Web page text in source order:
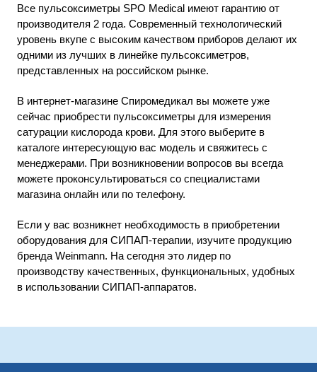
Все пульсоксиметры SPO Medical имеют гарантию от
производителя 2 года. Современный технологический
уровень вкупе с высоким качеством приборов делают их
одними из лучших в линейке пульсоксиметров,
представленных на российском рынке.
В интернет-магазине Спиромедикал вы можете уже
сейчас приобрести пульсоксиметры для измерения
сатурации кислорода крови. Для этого выберите в
каталоге интересующую вас модель и свяжитесь с
менеджерами. При возникновении вопросов вы всегда
можете проконсультироваться со специалистами
магазина онлайн или по телефону.
Если у вас возникнет необходимость в приобретении
оборудования для СИПАП-терапии, изучите продукцию
бренда Weinmann. На сегодня это лидер по
производству качественных, функциональных, удобных
в использовании СИПАП-аппаратов.